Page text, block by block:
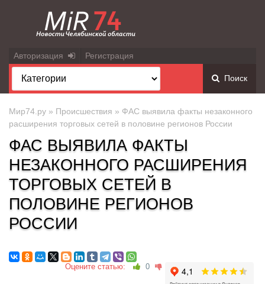
Авторизация Регистрация
Поиск
Мир74.ру » Происшествия » ФАС выявила факты незаконного
расширения торговых сетей в половине регионов России
ФАС ВЫЯВИЛА ФАКТЫ
НЕЗАКОННОГО РАСШИРЕНИЯ
ТОРГОВЫХ СЕТЕЙ В
ПОЛОВИНЕ РЕГИОНОВ
РОССИИ
Оцените статью: 0